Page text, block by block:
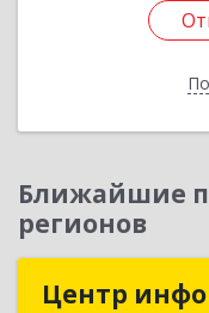
Ближайшие
регионов
Центр